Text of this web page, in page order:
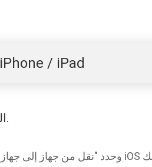
انقل رسائل WhatsApp من iPhone إلى iPhone / iPad
الخطوة 1. قم بتوصيل أجهزة iPhone الخاصة بك بالكمبيوتر.